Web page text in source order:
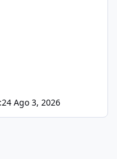
Ago 3, 2026